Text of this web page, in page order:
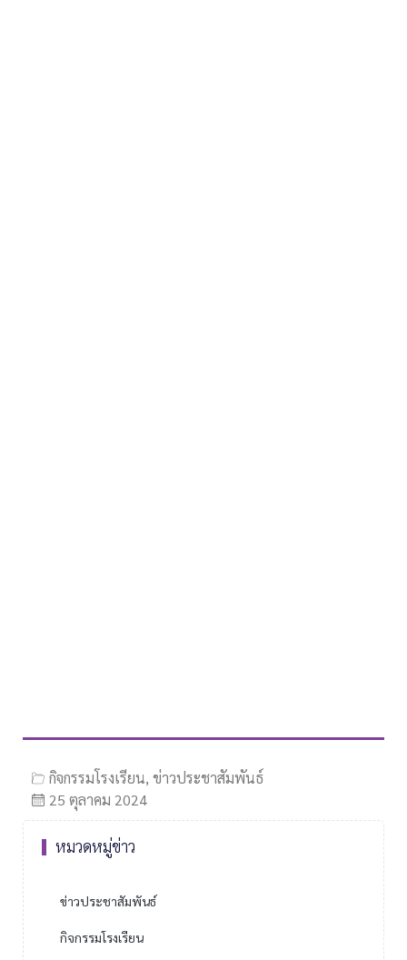
กิจกรรมโรงเรียน, ข่าวประชาสัมพันธ์
25 ตุลาคม 2024
หมวดหมู่ข่าว
ข่าวประชาสัมพันธ์
กิจกรรมโรงเรียน